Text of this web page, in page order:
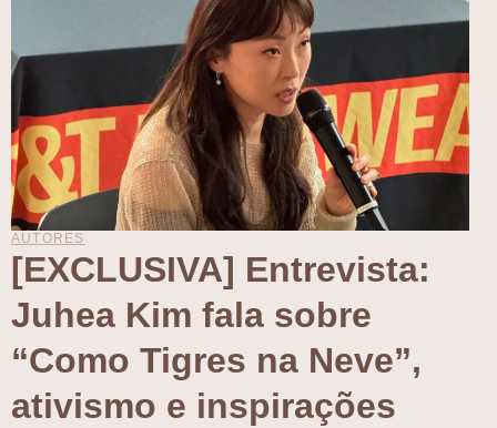
AUTORES
[EXCLUSIVA] Entrevista:
Juhea Kim fala sobre
“Como Tigres na Neve”,
ativismo e inspirações